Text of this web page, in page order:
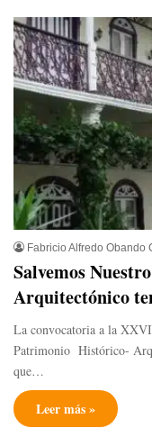
Fabricio Alfredo Obando
Salvemos
Arquitectónico
La convocatoria a la
Patrimonio Histórico-
que…
Leer más »